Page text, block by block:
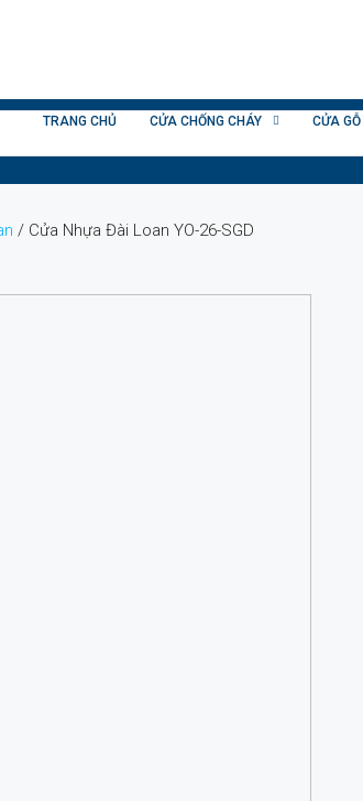
TRANG CHỦ CỬA CHỐNG CHÁY CỬA GỖ
/ Cửa Nhựa Đài Loan YO-26-SGD